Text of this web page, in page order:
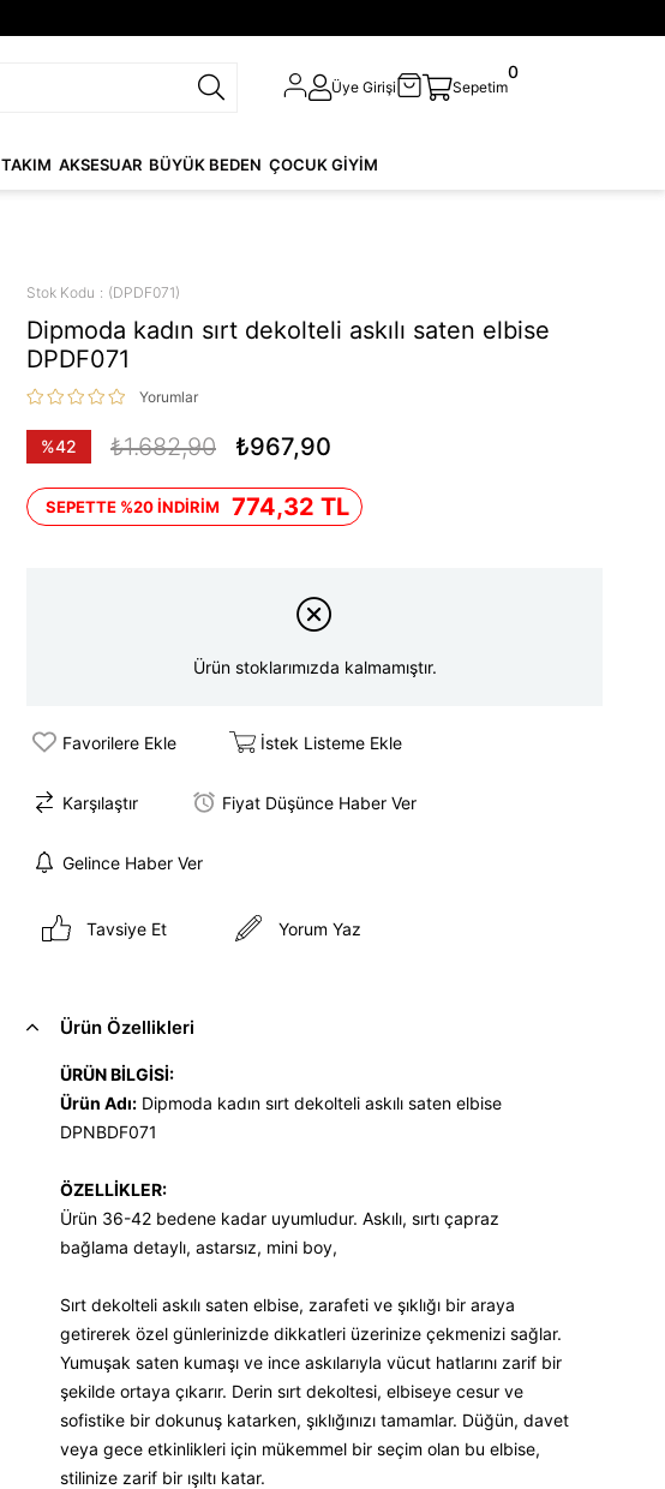
Üye Girişi Sepetim
0
TAKIM AKSESUAR BÜYÜK BEDEN ÇOCUK GİYİM
Stok Kodu (DPDF071)
Dipmoda kadın sırt dekolteli askılı saten elbise
DPDF071
Yorumlar
%42
₺1.682,90 ₺967,90
SEPETTE %20 İNDİRİM 774,32 TL
Ürün stoklarımızda kalmamıştır.
Favorilere Ekle İstek Listeme Ekle
Karşılaştır Fiyat Düşünce Haber Ver
Gelince Haber Ver
Tavsiye Et Yorum Yaz
Ürün Özellikleri
ÜRÜN BİLGİSİ:
Ürün Adı: Dipmoda kadın sırt dekolteli askılı saten elbise
DPNBDF071
ÖZELLİKLER:
Ürün 36-42 bedene kadar uyumludur. Askılı, sırtı çapraz
bağlama detaylı, astarsız, mini boy,
Sırt dekolteli askılı saten elbise, zarafeti ve şıklığı bir araya
getirerek özel günlerinizde dikkatleri üzerinize çekmenizi sağlar.
Yumuşak saten kumaşı ve ince askılarıyla vücut hatlarını zarif bir
şekilde ortaya çıkarır. Derin sırt dekoltesi, elbiseye cesur ve
sofistike bir dokunuş katarken, şıklığınızı tamamlar. Düğün, davet
veya gece etkinlikleri için mükemmel bir seçim olan bu elbise,
stilinize zarif bir ışıltı katar.